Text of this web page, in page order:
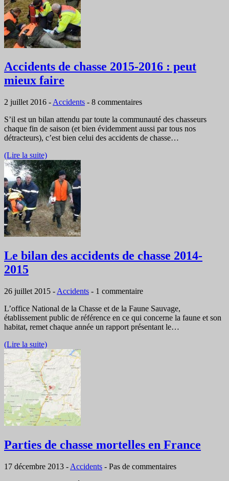
Accidents de chasse 2015-2016 : peut
mieux faire
2 juillet 2016 - Accidents - 8 commentaires
S’il est un bilan attendu par toute la communauté des chasseurs
chaque fin de saison (et bien évidemment aussi par tous nos
détracteurs), c’est bien celui des accidents de chasse…
(Lire la suite)
Le bilan des accidents de chasse 2014-
2015
26 juillet 2015 - Accidents - 1 commentaire
L’office National de la Chasse et de la Faune Sauvage,
établissement public de référence en ce qui concerne la faune et son
habitat, remet chaque année un rapport présentant le…
(Lire la suite)
Parties de chasse mortelles en France
17 décembre 2013 - Accidents - Pas de commentaires